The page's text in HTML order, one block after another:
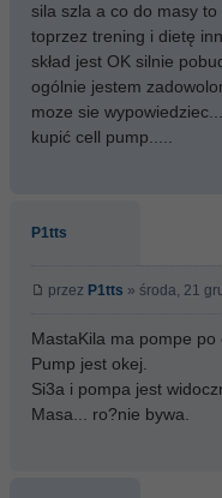
sila szla a co do masy to
toprzez trening i dietę
skład jest OK silnie
ogólnie jestem
moze sie
kupić cell pump.....
P1tts
przez P1tts » środa, 21
MastaKila ma pompe
Pump jest okej.
Si3a i pompa jest
Masa... ro?nie bywa.